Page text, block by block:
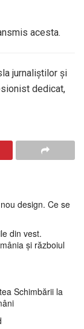
acesta.
jurnaliștilor și
dedicat,
design. Ce se
din vest.
și războiul
Schimbării la